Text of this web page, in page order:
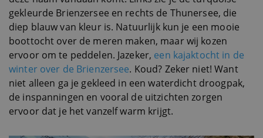
gekleurde Brienzersee en rechts de Thunersee, die
diep blauw van kleur is. Natuurlijk kun je een mooie
boottocht over de meren maken, maar wij kozen
ervoor om te peddelen. Jazeker, een kajaktocht in de
winter over de Brienzersee. Koud? Zeker niet! Want
niet alleen ga je gekleed in een waterdicht droogpak,
de inspanningen en vooral de uitzichten zorgen
ervoor dat je het vanzelf warm krijgt.